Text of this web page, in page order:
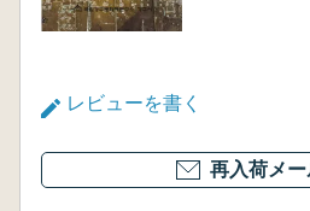
レビューを書く
再入荷メ